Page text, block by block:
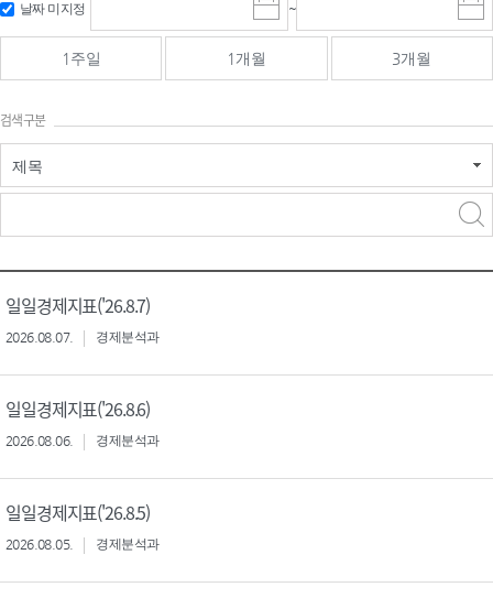
날짜 미지정
시
작
일
선
~
종
료
선
1주일 1개월 3개월
검색구분
제목
일일경제지표('26.8.7)
2026.08.07. 경제분석과
일일경제지표('26.8.6)
2026.08.06. 경제분석과
일일경제지표('26.8.5)
2026.08.05. 경제분석과